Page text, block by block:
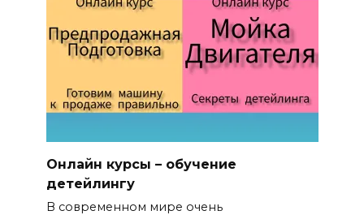
Онлайн курсы – обучение
детейлингу
В современном мире очень